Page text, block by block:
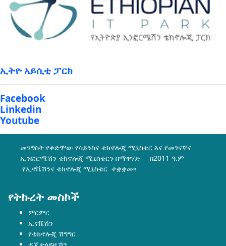
ኢትዮ አይሲቲ ፓርክ
Facebook
Linkedin
Youtube
መንግስት የቀድሞው የሳይንስና ቴክኖሎጂ ሚኒስቴር እና የመገናኛና
ኢንፎርሜሽን ቴክኖሎጂ ሚኒስቴርን በማዋሃድ በ2011 ዓ.ም
የኢኖቬሽንና ቴክኖሎጂ ሚኒስቴር ተቋቋመ፡፡
የትኩረት መስኮች
ምርምር
ኢኖቬሽን
የቴክኖሎጂ ሽግግር